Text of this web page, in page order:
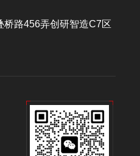
桥路456弄创研智造C7区